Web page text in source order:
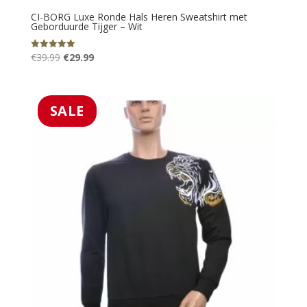
CI-BORG Luxe Ronde Hals Heren Sweatshirt met
Geborduurde Tijger – Wit
Gewaardeerd
5.00
€39.99 Oorspronkelijke
€39.99.
€29.99Huidige
€29.99.
SALE